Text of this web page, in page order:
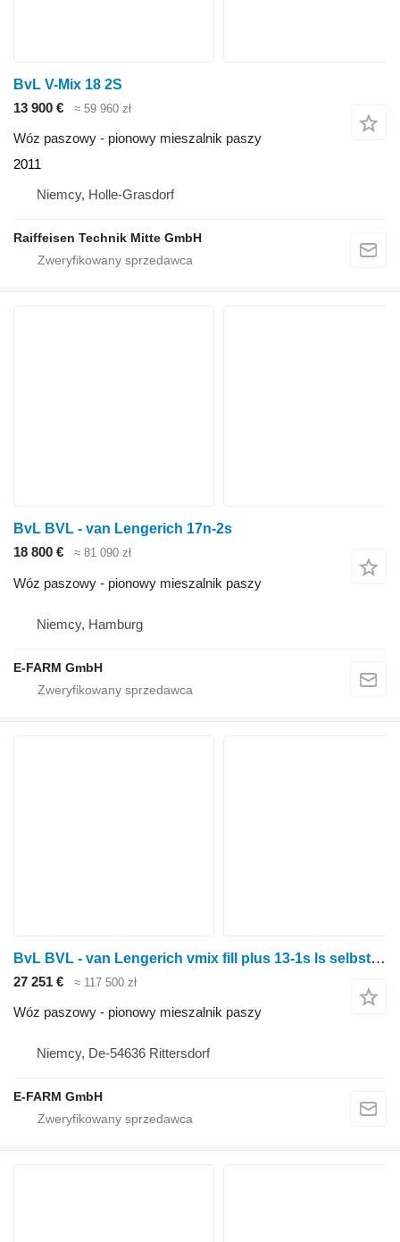
BvL V-Mix 18 2S
13 900 €
≈ 59 960 zł
Wóz paszowy - pionowy mieszalnik paszy
2011
Niemcy, Holle-Grasdorf
Raiffeisen Technik Mitte GmbH
BvL BVL - van Lengerich 17n-2s
18 800 €
≈ 81 090 zł
Wóz paszowy - pionowy mieszalnik paszy
Niemcy, Hamburg
E-FARM GmbH
BvL BVL - van Lengerich vmix fill plus 13-1s ls selbstlader
27 251 € ≈ 117 500 zł
Wóz paszowy - pionowy mieszalnik paszy
Niemcy, De-54636 Rittersdorf
E-FARM GmbH